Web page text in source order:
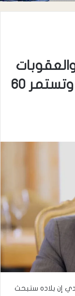
تبدأ بعد توقيع الاتفاق وتستمر 60
إن بلاده ستبحث